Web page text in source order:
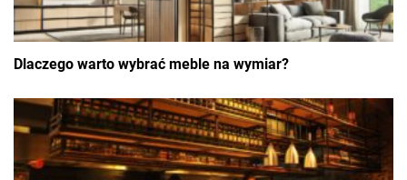
Dlaczego warto wybrać meble na wymiar?